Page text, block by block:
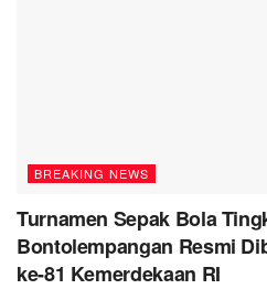
BREAKING NEWS
Turnamen Sepak Bola
Bontolempangan Resmi
ke-81 Kemerdekaan RI